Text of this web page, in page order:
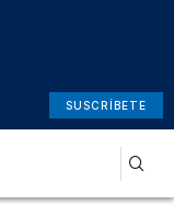
SUSCRÍBETE